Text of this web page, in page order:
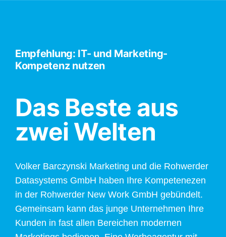
Empfehlung: IT- und Marketing-
Kompetenz nutzen
Das Beste aus
zwei Welten
Volker Barczynski Marketing und die Rohwerder
Datasystems GmbH haben Ihre Kompetenezen
in der Rohwerder New Work GmbH gebündelt.
Gemeinsam kann das junge Unternehmen Ihre
Kunden in fast allen Bereichen modernen